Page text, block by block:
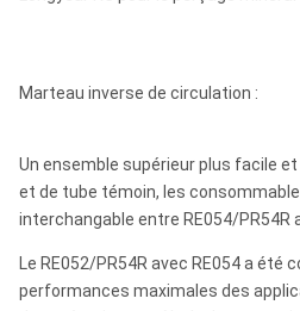
Marteau inverse de circulation :
Un ensemble supérieur plus facile
et de tube témoin, les
interchangable entre RE054/PR54R
Le RE052/PR54R avec RE054 a été
performances maximales des